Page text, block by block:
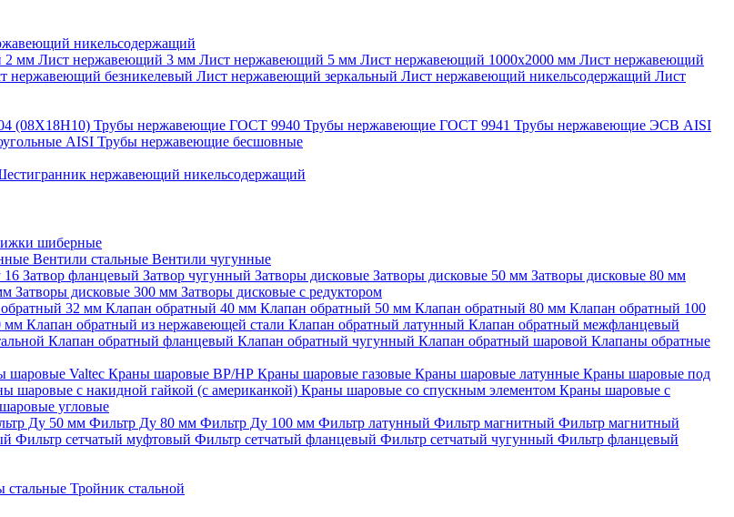
никельсодержащий
2 мм Лист нержавеющий 3 мм Лист нержавеющий 5 мм Лист нержавеющий 1000х2000 мм Лист нержавеющий
нержавеющий безникелевый Лист нержавеющий зеркальный Лист нержавеющий никельсодержащий Лист
(08Х18Н10) Трубы нержавеющие ГОСТ 9940 Трубы нержавеющие ГОСТ 9941 Трубы нержавеющие ЭСВ AISI
AISI Трубы нержавеющие бесшовные
нержавеющий никельсодержащий
шиберные
Вентили стальные Вентили чугунные
16 Затвор фланцевый Затвор чугунный Затворы дисковые Затворы дисковые 50 мм Затворы дисковые 80 мм
Затворы дисковые 300 мм Затворы дисковые с редуктором
32 мм Клапан обратный 40 мм Клапан обратный 50 мм Клапан обратный 80 мм Клапан обратный 100
мм Клапан обратный из нержавеющей стали Клапан обратный латунный Клапан обратный межфланцевый
Клапан обратный фланцевый Клапан обратный чугунный Клапан обратный шаровой Клапаны обратные
шаровые Valtec Краны шаровые ВР/НР Краны шаровые газовые Краны шаровые латунные Краны шаровые под
шаровые с накидной гайкой (с американкой) Краны шаровые со спускным элементом Краны шаровые с
угловые
Ду 50 мм Фильтр Ду 80 мм Фильтр Ду 100 мм Фильтр латунный Фильтр магнитный Фильтр магнитный
Фильтр сетчатый муфтовый Фильтр сетчатый фланцевый Фильтр сетчатый чугунный Фильтр фланцевый
стальные Тройник стальной